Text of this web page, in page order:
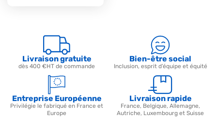
Livraison gratuite
dès 400 €HT de commande
Bien-être social
Inclusion, esprit d’équipe et équité
Entreprise Européenne
Privilégie le fabriqué en France et
Europe
Livraison rapide
France, Belgique, Allemagne,
Autriche, Luxembourg et Suisse